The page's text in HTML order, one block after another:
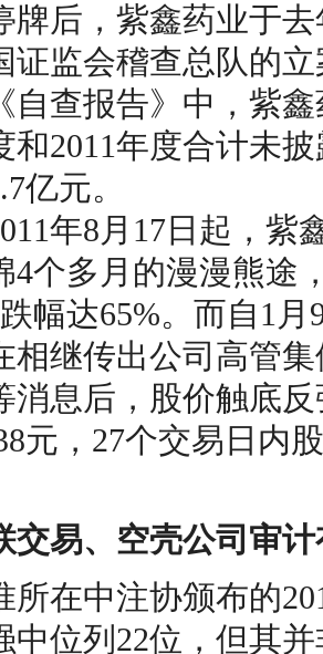
牌后，紫鑫药业于
证监会稽查总队的
自查报告》中，紫
和2011年度合计未
亿元。
年8月17日起，紫
4个多月的漫漫熊途
幅达65%。而自1月
相继传出公司高管
消息后，股价触底
元，27个交易日内
易、空壳公司审计
中注协颁布的
中位列22位，但其